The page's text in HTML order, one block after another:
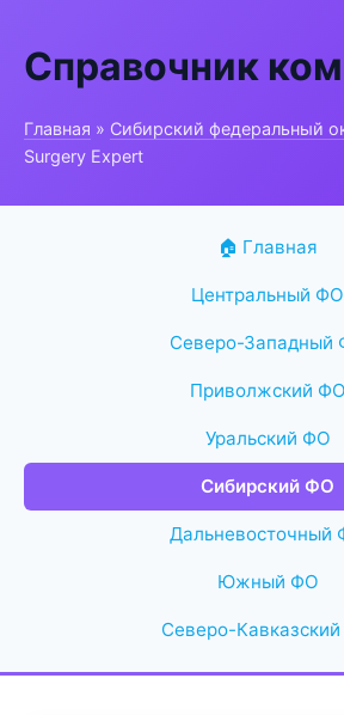
Справочник
Главная » Сибирский федеральный
Surgery Expert
🏠 Главная
Центральный ФО
Северо-Западный
Приволжский ФО
Уральский ФО
Сибирский ФО
Дальневосточный
Южный ФО
Северо-